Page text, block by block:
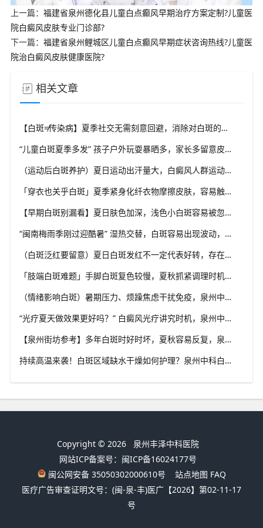
上一篇： 福建省泉州德化县儿童白点癫风早期治疗方案定制?儿童医
院白癜风皮肤专业门诊部?
下一篇： 福建省泉州鲤城区儿童白点癫风早期症状咨询热线?儿童医
院治白癜风皮肤健康医院?
相关文章
【白斑≠传染病】夏季社交无需刻意回避，消除对白斑的误解，泉州中科白癜风医院科普白癜风基础常识
“儿童白斑夏季多发” 孩子户外玩耍暴晒多，家长多留意皮肤变化，泉州中科白癜风医院浅谈孩童白斑相关护理
（运动后白斑养护）夏日运动出汗量大，白癜风人群运动需兼顾防晒与干爽，泉州中科白癜风医院分享运动注意点
「穿衣也关乎白斑」夏季紧身化纤衣物摩擦皮肤，容易触发同形反应，泉州中科白癜风医院推荐白斑人群穿搭选择
【早期白斑别漏看】夏日肤色加深，浅色小白斑容易被忽略，泉州中科白癜风医院提示发现异常白斑尽早筛查
“闽南梅雨季刚过迎酷暑” 湿热交替，白斑容易出现波动，泉州中科白癜风医院讲解潮湿环境下白斑护理重点
（白斑泛红要留意）夏日白斑发红不一定代表好转，存在多种可能性，泉州中科白癜风医院教你辨别白斑异常信号
「肢端白斑难题」手脚白斑复色较慢，夏秋抓紧调理时机，泉州中科白癜风医院分享肢端白斑改善思路
（情绪影响白斑）暑期压力、烦躁焦虑干扰免疫，泉州中科白癜风医院建议白癜风患者保持心态平稳
“光疗夏天做效果更好吗？” 白癜风光疗讲究时机，泉州中科白癜风医院科普不同白斑类型治疗思路
【泉州街坊参考】多年白斑时好时坏，夏秋容易反复，泉州中科白癜风医院分析白癜风反复发作诱因
持续高温来袭！白斑区域缺水干燥如何护理？泉州中科白癜风医院讲解白癜风人群夏日正确保湿方法
Copyright © 2026 泉州丰泽中科医院
网站ICP备案号：闽ICP备16024177号
闽公网安备 35050302000610号
站点地图 FAQ
医疗广告审查证明文号：(闽-泉-丰)医广【2026】第02-11-17
号